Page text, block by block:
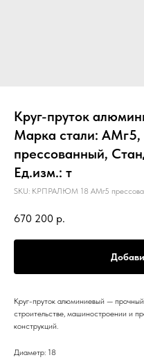
Круг-пруток
Марка стали: АМг5,
прессованный,
Ед.изм.: т
SKU: КРПРАЛЮМ 18 АМг5
670 200 р.
Круг-пруток алюминиевый —
строительстве, машиностроении и
конструкций.
Диаметр: 18